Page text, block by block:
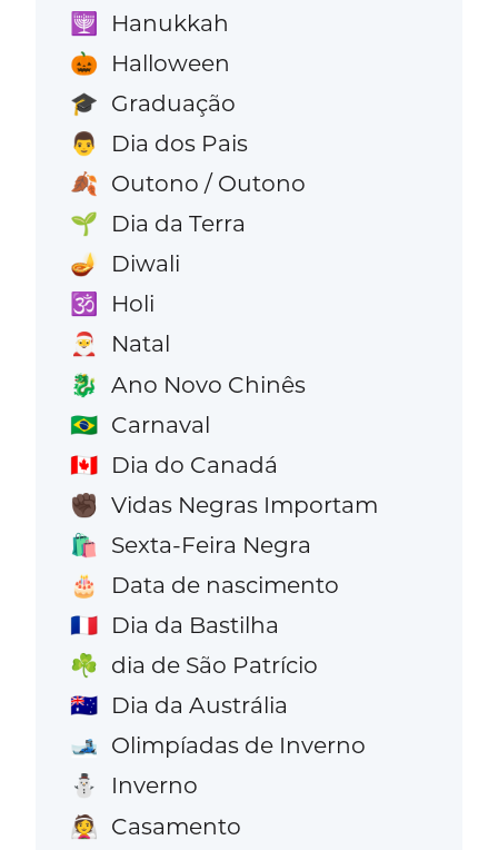
🕎 Hanukkah
🎃 Halloween
🎓 Graduação
👨 Dia dos Pais
🍂 Outono / Outono
🌱 Dia da Terra
🪔 Diwali
🕉️ Holi
🎅 Natal
🐉 Ano Novo Chinês
🇧🇷 Carnaval
🇨🇦 Dia do Canadá
✊🏿 Vidas Negras Importam
🛍️ Sexta-Feira Negra
🎂 Data de nascimento
🇫🇷 Dia da Bastilha
☘️ dia de São Patrício
🇦🇺 Dia da Austrália
🎿 Olimpíadas de Inverno
⛄ Inverno
👰 Casamento